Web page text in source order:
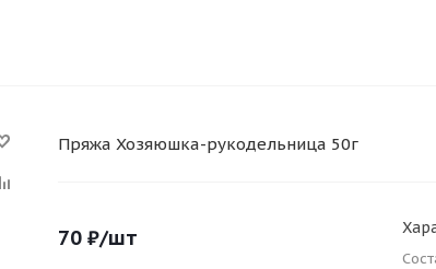
Пряжа Хозяюшка-рукодельница 50г
70 ₽/шт